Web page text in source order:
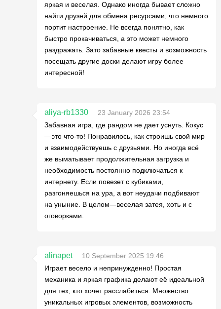
яркая и веселая. Однако иногда бывает сложно
найти друзей для обмена ресурсами, что немного
портит настроение. Не всегда понятно, как
быстро прокачиваться, а это может немного
раздражать. Зато забавные квесты и возможность
посещать другие доски делают игру более
интересной!
aliya-rb1330
23 January 2026 23:54
Забавная игра, где рандом не дает уснуть. Кокус
—это что-то! Понравилось, как строишь свой мир
и взаимодействуешь с друзьями. Но иногда всё
же выматывает продолжительная загрузка и
необходимость постоянно подключаться к
интернету. Если повезет с кубиками,
разгоняешься на ура, а вот неудачи подбивают
на уныние. В целом—веселая затея, хоть и с
оговорками.
alinapet
10 September 2025 19:46
Играет весело и непринужденно! Простая
механика и яркая графика делают её идеальной
для тех, кто хочет расслабиться. Множество
уникальных игровых элементов, возможность